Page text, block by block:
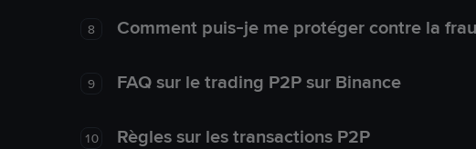
8 Comment puis-je me protéger contre la
9 FAQ sur le trading P2P sur Binance
10 Règles sur les transactions P2P